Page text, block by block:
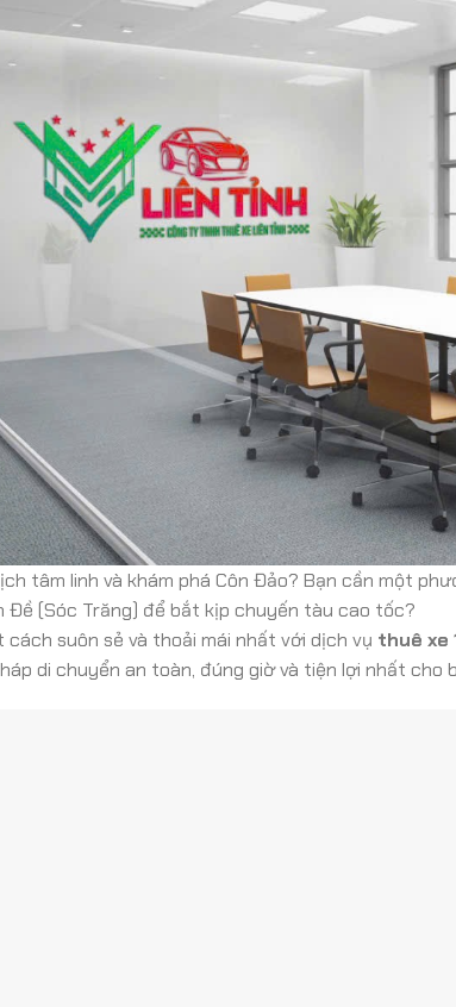
tâm linh và khám phá Côn Đảo? Bạn cần một
(Sóc Trăng) để bắt kịp chuyến tàu cao tốc?
suôn sẻ và thoải mái nhất với dịch vụ thuê xe
di chuyển an toàn, đúng giờ và tiện lợi nhất cho